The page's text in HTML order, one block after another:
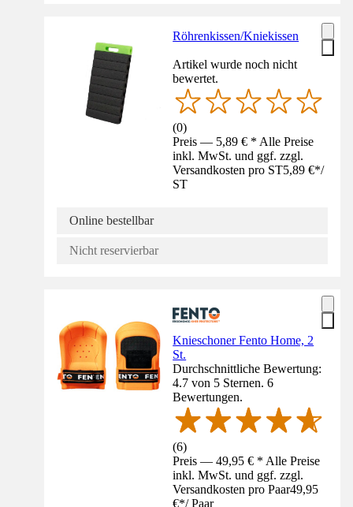
Röhrenkissen/Kniekissen
Artikel wurde noch nicht
bewertet.
(0)
Preis — 5,89 € * Alle Preise
inkl. MwSt. und ggf. zzgl.
Versandkosten pro ST5,89 €*/
ST
Online bestellbar
Nicht reservierbar
Knieschoner Fento Home, 2
St.
Durchschnittliche Bewertung:
4.7 von 5 Sternen. 6
Bewertungen.
(6)
Preis — 49,95 € * Alle Preise
inkl. MwSt. und ggf. zzgl.
Versandkosten pro Paar49,95
€*/ Paar